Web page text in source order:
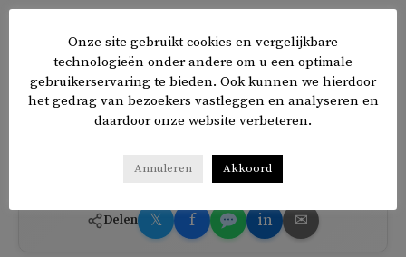
eindelijk toch zou komen, maar nu liggen twee onbekende
partijen dwars. Zij zijn naar de Raad van State gestapt, in
de hoop dat die het besluit van de gemeenteraad
terugdraait. Omdat de uitspraak pas in 2023 wordt
Delen 𝕏 f in ✉
Onze site gebruikt cookies en vergelijkbare
technologieën onder andere om u een optimale
gebruikerservaring te bieden. Ook kunnen we hierdoor
het gedrag van bezoekers vastleggen en analyseren en
daardoor onze website verbeteren.
Annuleren Akkoord